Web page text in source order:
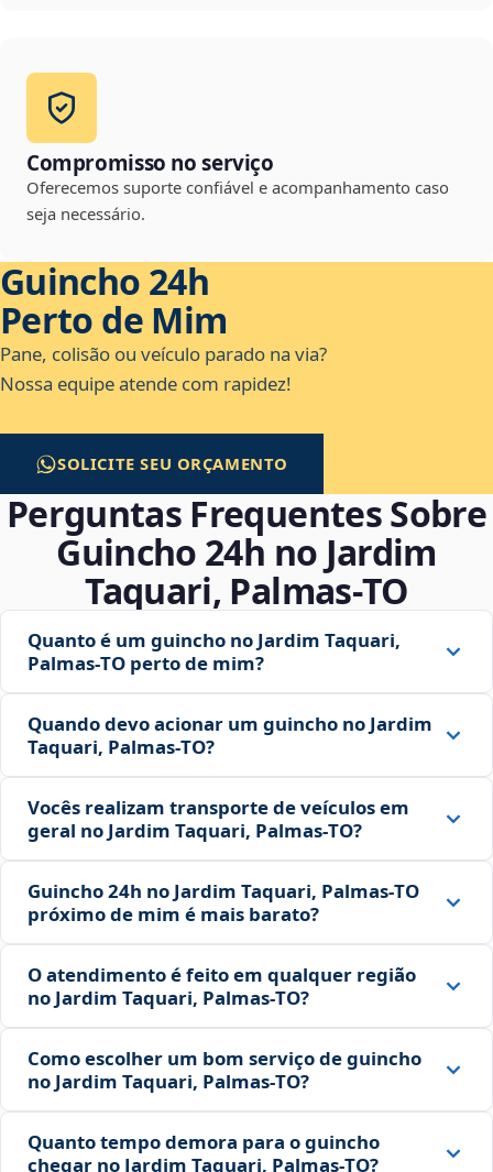
Compromisso no serviço
Oferecemos suporte confiável e acompanhamento caso
seja necessário.
Guincho 24h
Perto de Mim
Pane, colisão ou veículo parado na via?
Nossa equipe atende com rapidez!
SOLICITE SEU ORÇAMENTO
Perguntas Frequentes Sobre
Guincho 24h no Jardim
Taquari, Palmas‑TO
Quanto é um guincho no Jardim Taquari,
Palmas‑TO perto de mim?
Quando devo acionar um guincho no Jardim
Taquari, Palmas‑TO?
Vocês realizam transporte de veículos em
geral no Jardim Taquari, Palmas‑TO?
Guincho 24h no Jardim Taquari, Palmas‑TO
próximo de mim é mais barato?
O atendimento é feito em qualquer região
no Jardim Taquari, Palmas‑TO?
Como escolher um bom serviço de guincho
no Jardim Taquari, Palmas‑TO?
Quanto tempo demora para o guincho
chegar no Jardim Taquari, Palmas‑TO?